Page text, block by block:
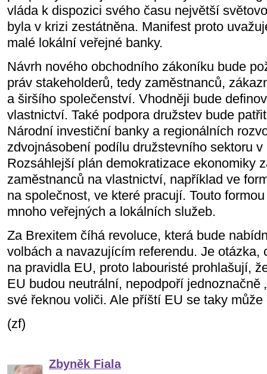
vláda k dispozici svého času největší
byla v krizi zestátněna. Manifest proto
malé lokální veřejné banky.
Návrh nového obchodního zákoníku bude
práv stakeholderů, tedy zaměstnanců,
a širšího společenství. Vhodněji bude
vlastnictví. Také podpora družstev bude
Národní investiční banky a regionálních
zdvojnásobení podílu družstevního sektoru
Rozsáhlejší plán demokratizace ekonomiky
zaměstnanců na vlastnictví, například ve
na společnost, ve které pracují. Touto
mnoho veřejných a lokálních služeb.
Za Brexitem číhá revoluce, která bude
volbách a navazujícím referendu. Je otázka,
na pravidla EU, proto labouristé prohlašují,
EU budou neutrální, nepodpoří jednoznačně
své řeknou voliči. Ale příští EU se taky může
(zf)
Zbyněk Fiala